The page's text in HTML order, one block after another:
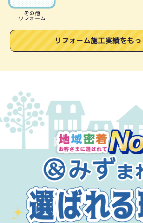
その他
リフォーム
リフォーム施工実績をも